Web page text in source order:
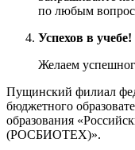
по любым
Успехов в учебе!
Желаем
Пущинский филиал
бюджетного
образования
(РОСБИОТЕХ)».